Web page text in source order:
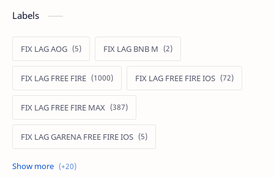
Labels
FIX LAG AOG FIX LAG BNB M
FIX LAG FREE FIRE FIX LAG FREE FIRE IOS
FIX LAG FREE FIRE MAX
FIX LAG GARENA FREE FIRE IOS
FIX LAG LIÊN QUÂN MOBILE